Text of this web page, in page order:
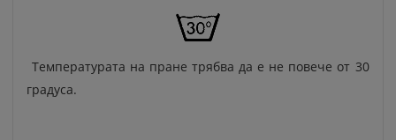
Температурата на пране трябва да е не повече от 30
градуса.